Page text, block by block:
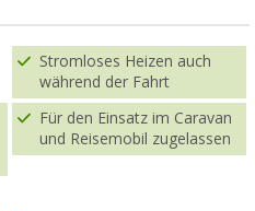
Stromloses Heizen auch
während der Fahrt
Für den Einsatz im Caravan
und Reisemobil zugelassen